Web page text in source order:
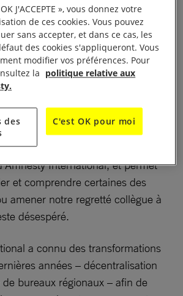
: Kate Allen (directrice, AI
Gassama (directeur, AI
Schick (directrice, AI Suisse).
mené pour la production de
de supervision qui ont
Le rapport rend compte de façon
du travail et de l’engagement de
International, et permet
et comprendre certaines des
amener notre regretté collègue à
désespéré.
a connu des transformations
années – décentralisation
bureaux régionaux – afin de
J'ACCEPTE », vous donnez votre
de ces cookies. Vous pouvez
sans accepter, et dans ce cas, les
des cookies s'appliqueront. Vous
modifier vos préférences. Pour
la politique relative aux
des
C'est OK pour moi